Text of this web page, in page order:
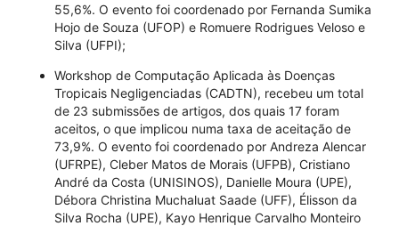
55,6%. O evento foi coordenado por Fernanda Sumika
Hojo de Souza (UFOP) e Romuere Rodrigues Veloso e
Silva (UFPI);
Workshop de Computação Aplicada às Doenças
Tropicais Negligenciadas (CADTN), recebeu um total
de 23 submissões de artigos, dos quais 17 foram
aceitos, o que implicou numa taxa de aceitação de
73,9%. O evento foi coordenado por Andreza Alencar
(UFRPE), Cleber Matos de Morais (UFPB), Cristiano
André da Costa (UNISINOS), Danielle Moura (UPE),
Débora Christina Muchaluat Saade (UFF), Élisson da
Silva Rocha (UPE), Kayo Henrique Carvalho Monteiro